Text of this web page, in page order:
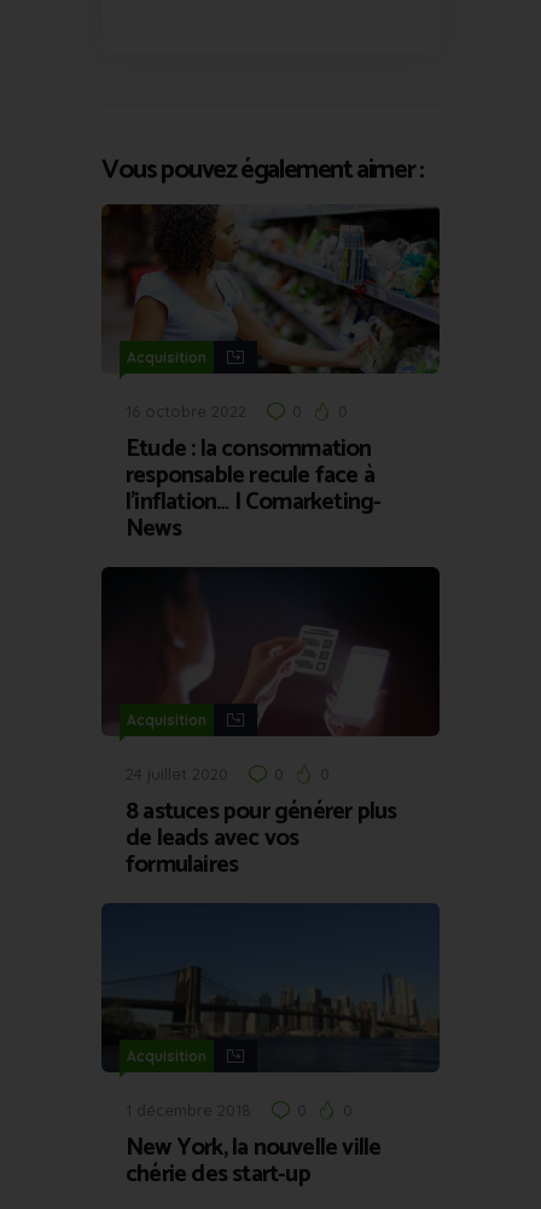
Vous pouvez également aimer :
Acquisition
16 octobre 2022 0 0
Etude : la consommation
responsable recule face à
l’inflation… | Comarketing-
News
Acquisition
24 juillet 2020 0 0
8 astuces pour générer plus
de leads avec vos
formulaires
Acquisition
1 décembre 2018 0 0
New York, la nouvelle ville
chérie des start-up